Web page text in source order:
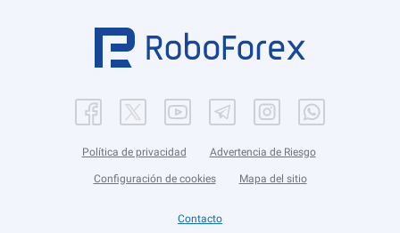
Política de privacidad Advertencia de Riesgo
Configuración de cookies Mapa del sitio
Contacto